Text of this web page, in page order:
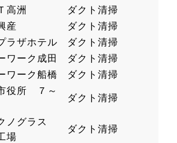
高洲
ダクト清掃
産
ダクト清掃
ラザホテル
ダクト清掃
ワーク成田
ダクト清掃
ワーク船橋 ダクト清掃
役所 ７～
ダクト清掃
ノグラス
場
ダクト清掃